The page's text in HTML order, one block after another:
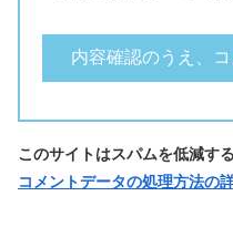
このサイトはスパムを低減す
コメントデータの処理方法の